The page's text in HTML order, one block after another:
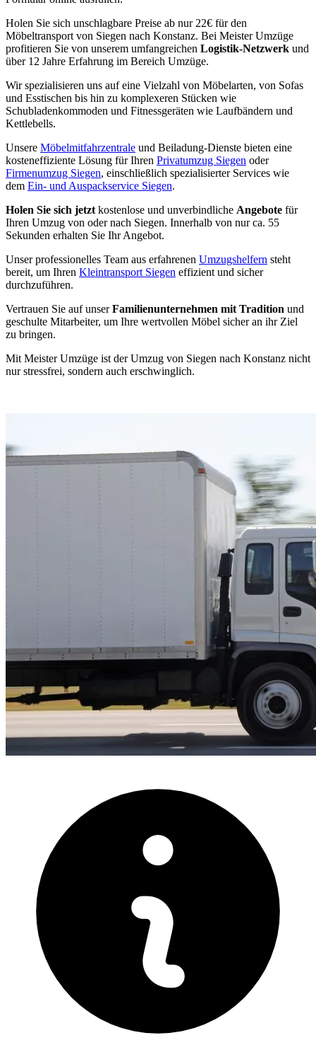
Holen Sie sich unschlagbare Preise ab nur 22€ für den
Möbeltransport von Siegen nach Konstanz. Bei Meister Umzüge
profitieren Sie von unserem umfangreichen Logistik-Netzwerk und
über 12 Jahre Erfahrung im Bereich Umzüge.
Wir spezialisieren uns auf eine Vielzahl von Möbelarten, von Sofas
und Esstischen bis hin zu komplexeren Stücken wie
Schubladenkommoden und Fitnessgeräten wie Laufbändern und
Kettlebells.
Unsere Möbelmitfahrzentrale und Beiladung-Dienste bieten eine
kosteneffiziente Lösung für Ihren Privatumzug Siegen oder
Firmenumzug Siegen, einschließlich spezialisierter Services wie
dem Ein- und Auspackservice Siegen.
Holen Sie sich jetzt kostenlose und unverbindliche Angebote für
Ihren Umzug von oder nach Siegen. Innerhalb von nur ca. 55
Sekunden erhalten Sie Ihr Angebot.
Unser professionelles Team aus erfahrenen Umzugshelfern steht
bereit, um Ihren Kleintransport Siegen effizient und sicher
durchzuführen.
Vertrauen Sie auf unserFamilienunternehmen mit Tradition und
geschulte Mitarbeiter, um Ihre wertvollen Möbel sicher an ihr Ziel
zu bringen.
Mit Meister Umzüge ist der Umzug von Siegen nach Konstanz nicht
nur stressfrei, sondern auch erschwinglich.